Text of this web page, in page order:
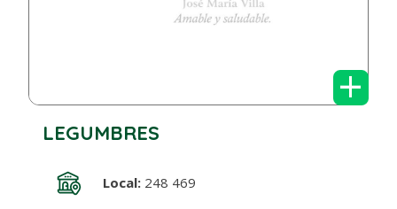
+
LEGUMBRES
Local:248 469